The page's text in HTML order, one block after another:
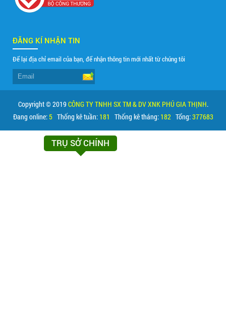
ĐĂNG KÍ NHẬN TIN
Để lại địa chỉ email của bạn, để nhận thông tin mới nhất từ chúng tôi
Copyright © 2019CÔNG TY TNHH SX TM & DV XNK PHÚ GIA THỊNH.
Đang online:5 Thống kê tuần: 181 Thống kê tháng: 182 Tổng:377683
TRỤ SỞ CHÍNH